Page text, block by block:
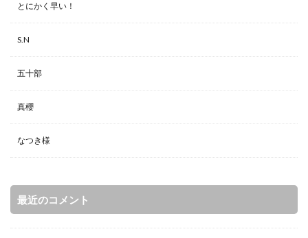
とにかく早い！
S.N
五十部
真櫻
なつき様
最近のコメント